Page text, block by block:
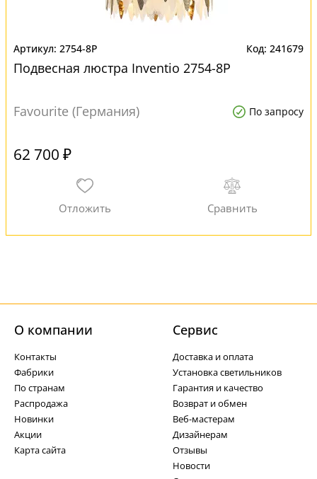
2754-8P 241679
Подвесная люстра Inventio 2754-8P
Favourite (Германия) По запросу
62 700 ₽
О компании
Контакты
Фабрики
По странам
Распродажа
Новинки
Акции
Карта сайта
Cервис
Доставка и оплата
Установка светильников
Гарантия и качество
Возврат и обмен
Веб-мастерам
Дизайнерам
Отзывы
Новости